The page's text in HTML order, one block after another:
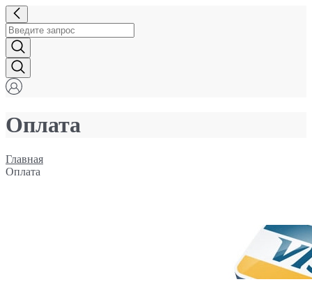
Оплата
Главная
Оплата